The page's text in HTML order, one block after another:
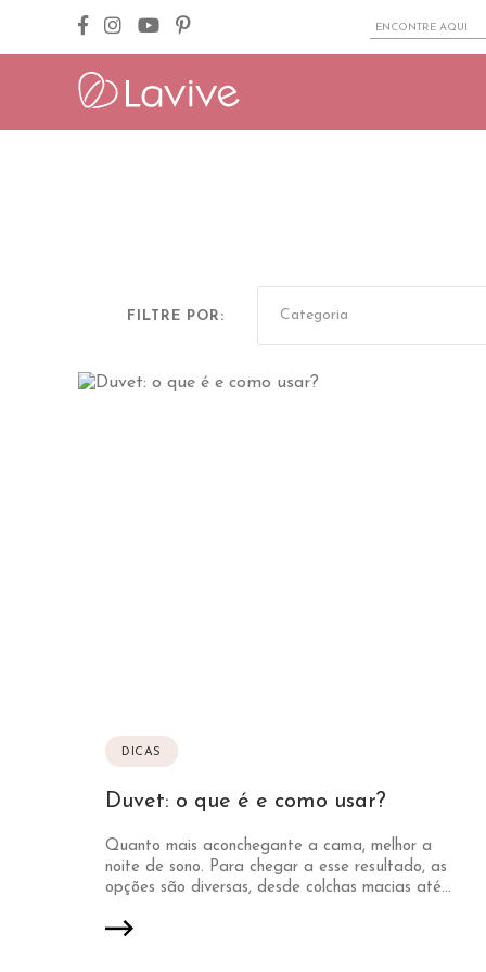
FILTRE POR:
DICAS
Duvet: o que é e como usar?
Quanto mais aconchegante a cama, melhor a
noite de sono. Para chegar a esse resultado, as
opções são diversas, desde colchas macias até...